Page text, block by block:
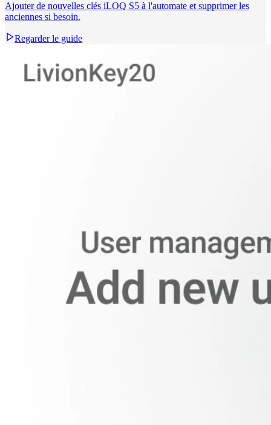
Ajouter de nouvelles clés iLOQ S5 à l'automate et supprimer les
anciennes si besoin.
Regarder le guide